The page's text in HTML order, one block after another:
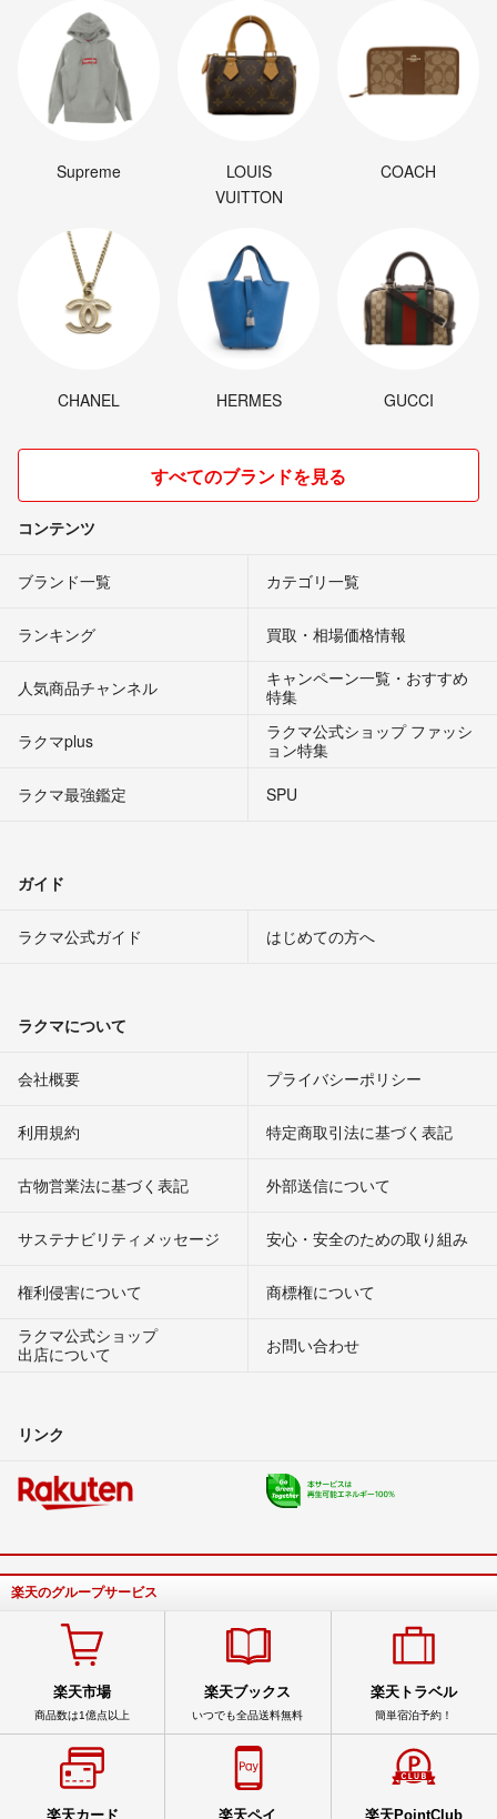
Supreme
LOUIS
VUITTON
COACH
CHANEL HERMES GUCCI
すべてのブランドを見る
コンテンツ
ブランド一覧 カテゴリ一覧
ランキング 買取・相場価格情報
人気商品チャンネル
キャンペーン一覧・おすすめ
特集
ラクマplus
ラクマ公式ショップ ファッシ
ョン特集
ラクマ最強鑑定
SPU
ガイド
ラクマ公式ガイド はじめての方へ
ラクマについて
会社概要 プライバシーポリシー
利用規約 特定商取引法に基づく表記
古物営業法に基づく表記 外部送信について
サステナビリティメッセージ 安心・安全のための取り組み
権利侵害について
商標権について
ラクマ公式ショップ
出店について
お問い合わせ
リンク
楽天のグループサービス
楽天市場
商品数は1億点以上
楽天ブックス
いつでも全品送料無料
楽天トラベル
簡単宿泊予約！
楽天カード 楽天ペイ 楽天PointClub